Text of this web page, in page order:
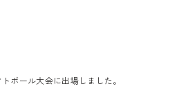
ボール大会に出場しました。